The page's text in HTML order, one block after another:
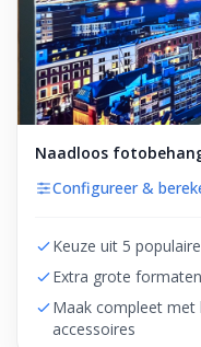
Naadloos
Configureer &
Keuze uit 5
Extra grote
Maak compleet met
accessoires